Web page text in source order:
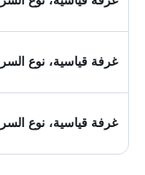
غرفة قياسية، نوع
غرفة قياسية، نوع